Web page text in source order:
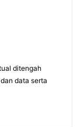
ditengah
data serta